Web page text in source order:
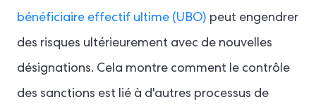
bénéficiaire effectif ultime (UBO) peut engendrer
des risques ultérieurement avec de nouvelles
désignations. Cela montre comment le contrôle
des sanctions est lié à d'autres processus de